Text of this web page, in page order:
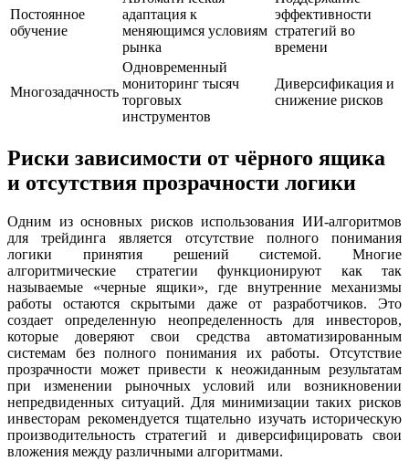
Постоянное
обучение
адаптация к
меняющимся условиям
рынка
эффективности
стратегий во
времени
Многозадачность
Одновременный
мониторинг тысяч
торговых
инструментов
Диверсификация и
снижение рисков
Риски зависимости от чёрного ящика
и отсутствия прозрачности логики
Одним из основных рисков использования ИИ-алгоритмов
для трейдинга является отсутствие полного понимания
логики принятия решений системой. Многие
алгоритмические стратегии функционируют как так
называемые «черные ящики», где внутренние механизмы
работы остаются скрытыми даже от разработчиков. Это
создает определенную неопределенность для инвесторов,
которые доверяют свои средства автоматизированным
системам без полного понимания их работы. Отсутствие
прозрачности может привести к неожиданным результатам
при изменении рыночных условий или возникновении
непредвиденных ситуаций. Для минимизации таких рисков
инвесторам рекомендуется тщательно изучать историческую
производительность стратегий и диверсифицировать свои
вложения между различными алгоритмами.